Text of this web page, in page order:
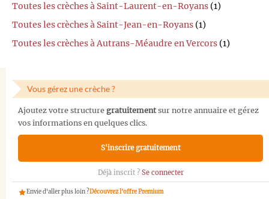
Toutes les crèches à Saint-Laurent-en-Royans (1)
Toutes les crèches à Saint-Jean-en-Royans (1)
Toutes les crèches à Autrans-Méaudre en Vercors (1)
Vous gérez une crèche ?
Ajoutez votre structure gratuitementsur notre annuaire et gérez
vos informations en quelques clics.
S'inscrire gratuitement
Déjà inscrit ? Se connecter
Envie d'aller plus loin ?Découvrez l'offre Premium